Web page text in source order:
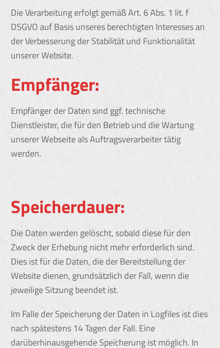
Die Verarbeitung erfolgt gemäß Art. 6 Abs. 1 lit. f
DSGVO auf Basis unseres berechtigten Interesses an
der Verbesserung der Stabilität und Funktionalität
unserer Website.
Empfänger:
Empfänger der Daten sind ggf. technische
Dienstleister, die für den Betrieb und die Wartung
unserer Webseite als Auftragsverarbeiter tätig
werden.
Speicherdauer:
Die Daten werden gelöscht, sobald diese für den
Zweck der Erhebung nicht mehr erforderlich sind.
Dies ist für die Daten, die der Bereitstellung der
Website dienen, grundsätzlich der Fall, wenn die
jeweilige Sitzung beendet ist.
Im Falle der Speicherung der Daten in Logfiles ist dies
nach spätestens 14 Tagen der Fall. Eine
darüberhinausgehende Speicherung ist möglich. In